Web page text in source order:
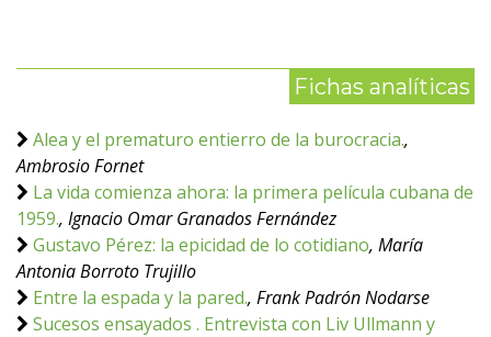
Fichas analíticas
Alea y el prematuro entierro de la burocracia.,
Ambrosio Fornet
La vida comienza ahora: la primera película cubana de
1959., Ignacio Omar Granados Fernández
Gustavo Pérez: la epicidad de lo cotidiano, María
Antonia Borroto Trujillo
Entre la espada y la pared., Frank Padrón Nodarse
Sucesos ensayados . Entrevista con Liv Ullmann y